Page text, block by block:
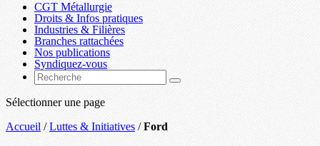
CGT Métallurgie
Droits & Infos pratiques
Industries & Filières
Branches rattachées
Nos publications
Syndiquez-vous
Sélectionner une page
Accueil /Luttes & Initiatives /Ford